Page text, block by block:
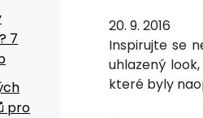
7
pro
20. 9. 2016
Inspirujte se
uhlazený
které byly